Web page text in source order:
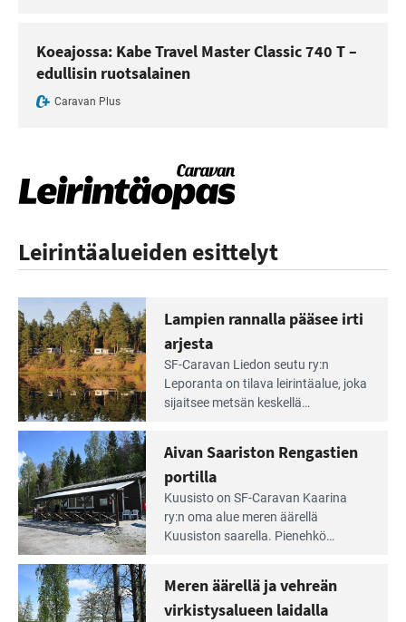
Koeajossa: Kabe Travel Master Classic 740 T –
edullisin ruotsalainen
Caravan Plus
Leirintäalueiden esittelyt
Lue
Leirintäoppaan
artikkeli:
Lampien
rannalla
pääsee
irti
arjesta
Lampien rannalla pääsee irti
arjesta
SF-Caravan Liedon seutu ry:n
Leporanta on tilava leirintäalue, joka
sijaitsee metsän kes­kellä
tarjoaa ympäris­töineen kauniit
maisemat ja loistavat virkistäytymis­
mahdollisuudet.
Lue
Leirintäoppaan
artikkeli:
Aivan
Saariston
Rengastien
portilla
Aivan Saariston Rengastien
portilla
Kuusisto on SF-Caravan Kaarina
ry:n oma alue meren äärellä
Kuusiston saarella. Pie­nehkö
Meren äärellä ja vehreän
virkistysalueen laidalla